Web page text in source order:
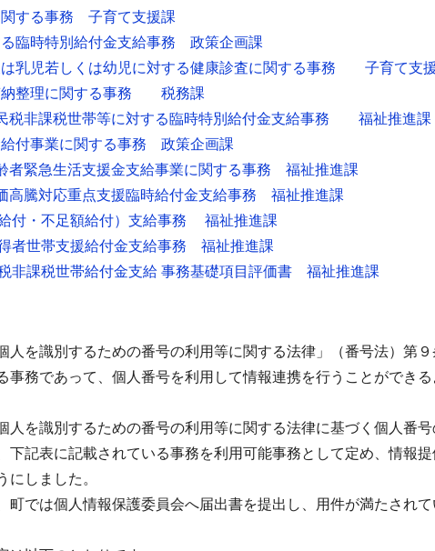
する事務 子育て支援課
臨時特別給付金支給事務 政策企画課
乳児若しくは幼児に対する健康診査に関する事務 子育て支
整理に関する事務 税務課
非課税世帯等に対する臨時特別給付金支給事務 福祉推進課
付事業に関する事務 政策企画課
緊急生活支援金支給事業に関する事務 福祉推進課
騰対応重点支援臨時給付金支給事務 福祉推進課
・不足額給付）支給事務 福祉推進課
者世帯支援給付金支給事務 福祉推進課
非課税世帯給付金支給 事務基礎項目評価書 福祉推進課
を識別するための番号の利用等に関する法律」（番号法）第
務であって、個人番号を利用して情報連携を行うことができ
を識別するための番号の利用等に関する法律に基づく個人番
下記表に記載されている事務を利用可能事務として定め、情報
にしました。
町では個人情報保護委員会へ届出書を提出し、用件が満たされ